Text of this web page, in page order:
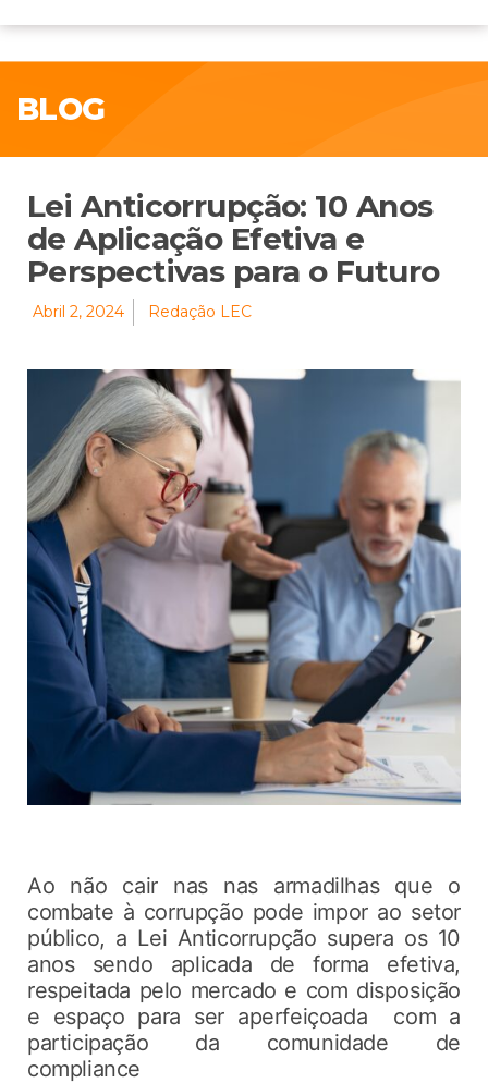
BLOG
Lei Anticorrupção: 10 Anos
de Aplicação Efetiva e
Perspectivas para o Futuro
Abril 2, 2024 Redação LEC
Ao não cair nas nas armadilhas que o
combate à corrupção pode impor ao setor
público, a Lei Anticorrupção supera os 10
anos sendo aplicada de forma efetiva,
respeitada pelo mercado e com disposição
e espaço para ser aperfeiçoada com a
participação da comunidade de
compliance